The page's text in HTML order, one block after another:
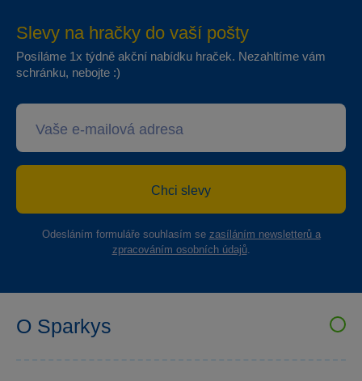
Slevy na hračky do vaší pošty
Posíláme 1x týdně akční nabídku hraček. Nezahltíme vám
schránku, nebojte :)
Chci slevy
Odesláním formuláře souhlasím se zasíláním newsletterů a
zpracováním osobních údajů.
O Sparkys